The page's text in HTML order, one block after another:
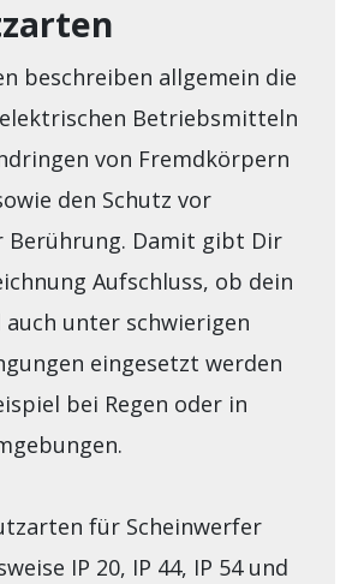
beschreiben allgemein die
Betriebsmitteln
von Fremdkörpern
den Schutz vor
Berührung. Damit gibt Dir
Aufschluss, ob dein
auch unter schwierigen
eingesetzt werden
bei Regen oder in
für Scheinwerfer
IP 20, IP 44, IP 54 und